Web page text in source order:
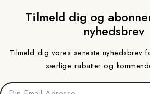
Tilmeld dig og
nyhedsbrev
Tilmeld dig vores seneste nyhedsbrev
særlige rabatter og